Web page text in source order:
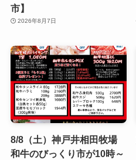
市】
2026年8月7日
8/8（土）神戸井相田牧場
和牛のびっくり市が10時～